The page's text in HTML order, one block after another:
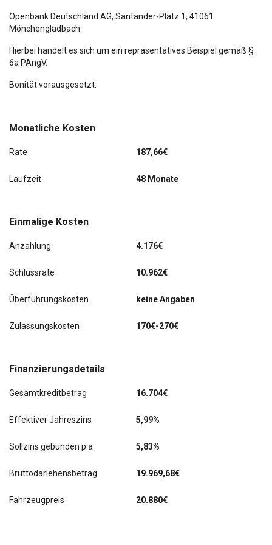
Park-Distance-Control (PDC) vorn und hinten
Personalisierungssystem (Personal Profile)
Schadstoffarm nach Abgasnorm Euro 6d
Parkassistent-Paket
Scheinwerfer LED
Service-System: ConnectedDrive Services
Service-System: Intelligenter Notruf inkl. TeleServices
Servolenkung Servotronic
Licht-Paket
Licht- und Regensensor
Park-Distance-Control (PDC) vorn und hinten
Personalisierungssystem (Personal Profile)
Schadstoffarm nach Abgasnorm Euro 6d
Monatliche Kosten
Rate 187,66€
Laufzeit 48 Monate
Einmalige Kosten
Anzahlung 4.176€
Schlussrate 10.962€
Überführungskosten keine Angaben
Zulassungskosten 170€-270€
Finanzierungsdetails
Gesamtkreditbetrag 16.704€
Effektiver Jahreszins 5,99%
Sollzins gebunden p.a. 5,83%
Bruttodarlehensbetrag 19.969,68€
Fahrzeugpreis 20.880€
Openbank Deutschland AG, Santander-Platz 1, 41061
Mönchengladbach
Hierbei handelt es sich um ein repräsentatives Beispiel gemäß §
6a PAngV.
Bonität vorausgesetzt.